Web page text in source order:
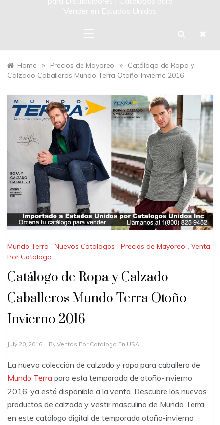
Vender en Estados Unidos
Home » Precios de Mayoreo »
Catálogo de Ropa y
Calzado Caballeros Mundo Terra Otoño-Invierno 2016
Mundo Terra , Nuevos Catalogos , Precios de Mayoreo , Venta
Por Catalogo
Catálogo de Ropa y Calzado
Caballeros Mundo Terra Otoño-
Invierno 2016
July 20, 2016 By Ventas Por Catalogo En USA
La nueva colección de calzado y ropa para caballero de
Mundo Terra para esta temporada de otoño-invierno
2016, ya está disponible a la venta. Descubre los nuevos
productos de calzado y vestir masculino de Mundo Terra
en este catálogo digital de temporada otoño-invierno